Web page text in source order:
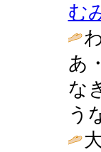
む
あ
な
う